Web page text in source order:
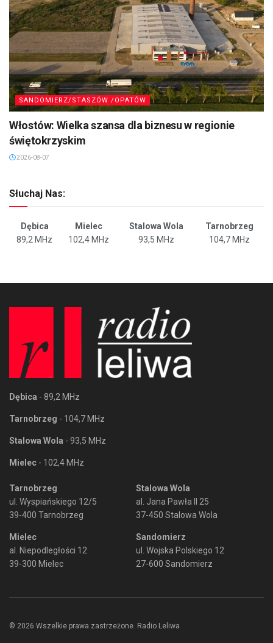
SANDOMIERZ/STASZÓW /OPATÓW
Włostów: Wielka szansa dla biznesu w regionie
świętokrzyskim
2026-08-07
Słuchaj Nas:
Dębica Mielec Stalowa Wola
Tarnobrzeg
89,2 MHz
102,4 MHz 93,5 MHz 104,7 MHz
Dębica - 89,2 MHz
Tarnobrzeg - 104,7 MHz
Stalowa Wola - 93,5 MHz
Mielec - 102,4 MHz
Tarnobrzeg
ul. Wyspiańskiego 12/5
39-400 Tarnobrzeg
Mielec
al. Niepodległości 12
39-300 Mielec
Stalowa Wola
al. Jana Pawła II 25
37-450 Stalowa Wola
Sandomierz
ul. Wojska Polskiego 12
27-600 Sandomierz
© 2026 Wszelkie prawa zastrzeżone. Radio Leliwa